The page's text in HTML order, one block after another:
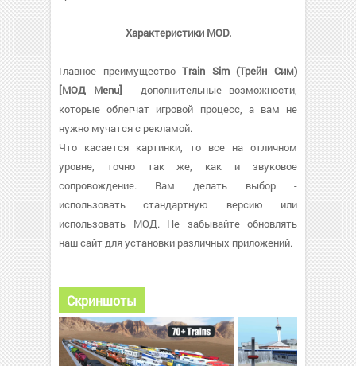
Характеристики MOD.
Главное преимуществоTrain Sim (Трейн Сим)
[МОД Menu] - дополнительные возможности,
которые облегчат игровой процесс, а вам не
нужно мучатся с рекламой.
Что касается картинки, то все на отличном
уровне, точно так же, как и звуковое
сопровождение. Вам делать выбор -
использовать стандартную версию или
использовать МОД. Не забывайте обновлять
наш сайт для установки различных приложений.
Скриншоты